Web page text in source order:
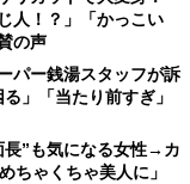
人！？」「かっこい
の声
パー銭湯スタッフが訴
」「当たり前すぎ」
”も気になる女性→カ
ちゃくちゃ美人に」